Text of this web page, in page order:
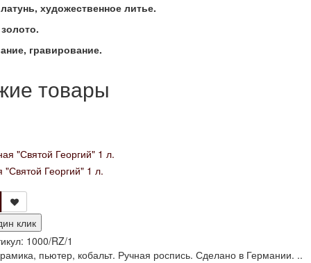
художественное литье.
гравирование.
товары
"Святой Георгий" 1 л.
клик
1000/RZ/1
пьютер, кобальт. Ручная роспись. Сделано в Германии. ..